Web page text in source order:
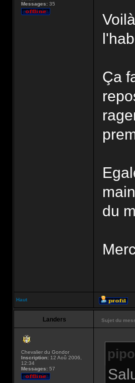
Messages: 35
Ça
du
Haut
Landers Sujet du
Chevalier du Gondor
Inscription: 12 Aoû 2006,
12:34
Messages: 57